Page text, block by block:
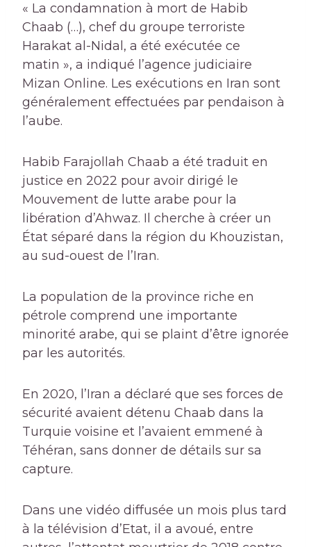
« La condamnation à mort de Habib
Chaab (…), chef du groupe terroriste
Harakat al-Nidal, a été exécutée ce
matin », a indiqué l’agence judiciaire
Mizan Online. Les exécutions en Iran sont
généralement effectuées par pendaison à
l’aube.
Habib Farajollah Chaab a été traduit en
justice en 2022 pour avoir dirigé le
Mouvement de lutte arabe pour la
libération d’Ahwaz. Il cherche à créer un
État séparé dans la région du Khouzistan,
au sud-ouest de l’Iran.
La population de la province riche en
pétrole comprend une importante
minorité arabe, qui se plaint d’être ignorée
par les autorités.
En 2020, l’Iran a déclaré que ses forces de
sécurité avaient détenu Chaab dans la
Turquie voisine et l’avaient emmené à
Téhéran, sans donner de détails sur sa
capture.
Dans une vidéo diffusée un mois plus tard
à la télévision d’Etat, il a avoué, entre